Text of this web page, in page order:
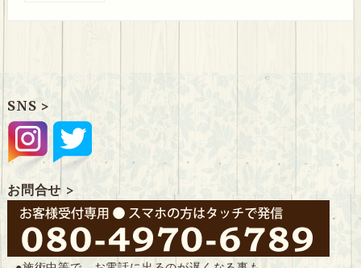
SNS >
お問合せ >